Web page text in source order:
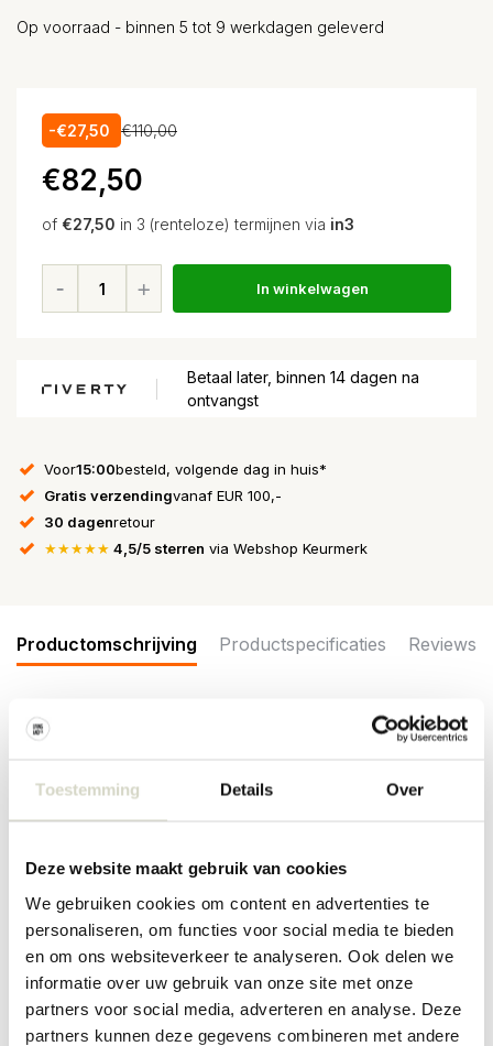
Toestemming Details Over
Deze website maakt gebruik van cookies
We gebruiken cookies om content en advertenties te
personaliseren, om functies voor social media te bieden
en om ons websiteverkeer te analyseren. Ook delen we
informatie over uw gebruik van onze site met onze
partners voor social media, adverteren en analyse. Deze
partners kunnen deze gegevens combineren met andere
Op voorraad - binnen 5 tot 9 werkdagen geleverd
-€27,50 €110,00
€82,50
of €27,50 in 3 (renteloze) termijnen via in3
In winkelwagen
Betaal later, binnen 14 dagen na
ontvangst
Voor15:00besteld, volgende dag in huis*
Gratis verzendingvanaf EUR 100,-
30 dagenretour
★★★★★ 4,5/5 sterren via Webshop Keurmerk
Productomschrijving Productspecificaties Reviews
De Bloomingville Addison borden zijn gemaakt van aardewerk in
Afmeting: diameter 20 x hoogte 2cm
Kleur: wit
Overige: geschikt voor in de vaatwasser, oven en magnetron. Per
item kunnen er verschillen zijn.
PRODUCTSPECIFICATIES
Artikelnummer 82072004